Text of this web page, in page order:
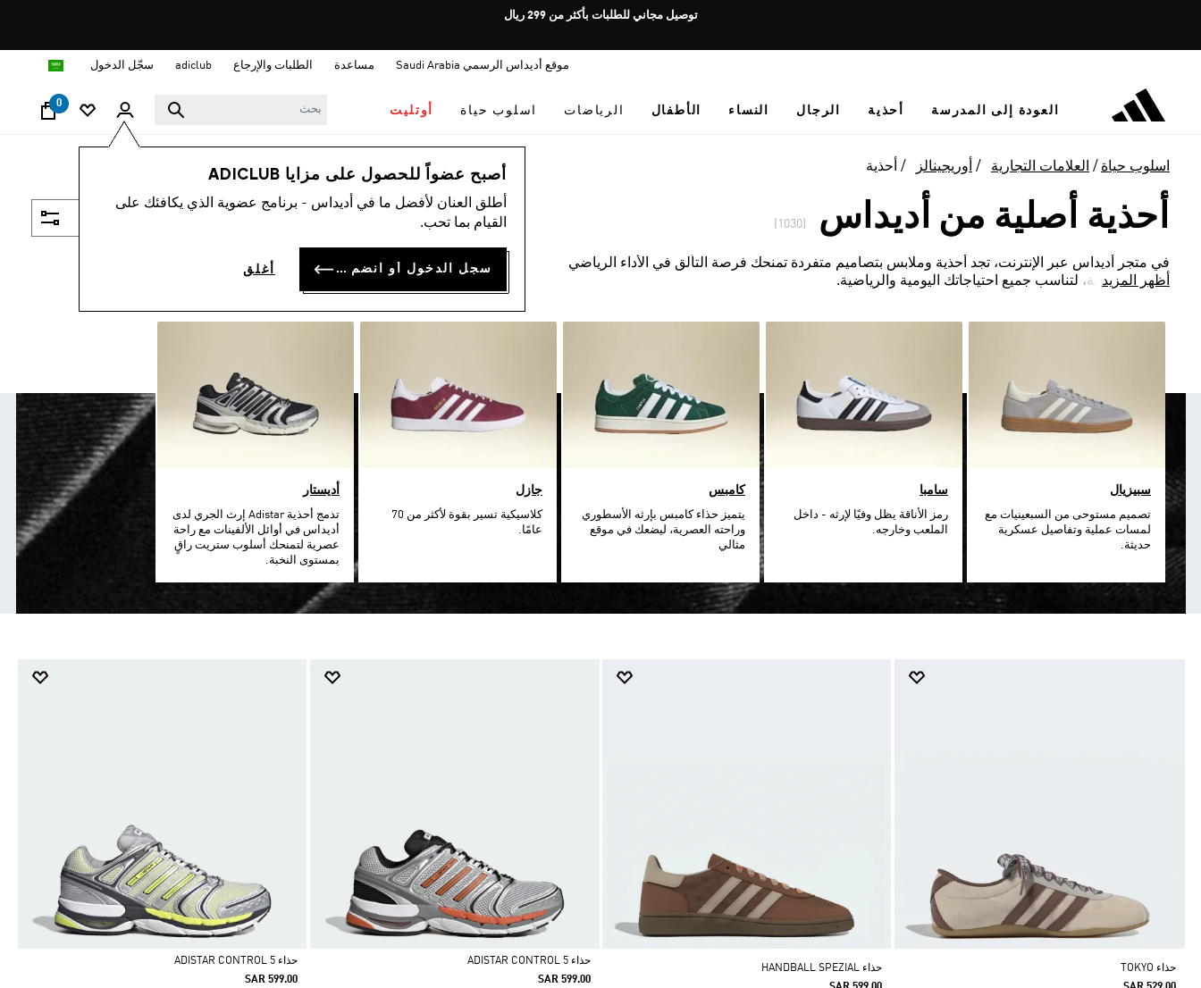
Pause
rotation
توصيل مجاني للطلبات بأكثر من 299 ريال
موقع أديداس الرسمي Saudi Arabia مساعدة الطلبات والإرجاع adiclub سجّل الدخول
العودة إلى المدرسة أحذية الرجال النساء الأطفال الرياضات اسلوب حياة أوتليت
0
أصبح عضواً للحصول على مزايا ADICLUB
أطلق العنان لأفضل ما في أديداس - برنامج عضوية الذي يكافئك على
القيام بما تحب.
سجل الدخول أو انضم الآن أغلق
اسلوب حياة العلامات التجارية أوريجينالز أحذية
أحذية أصلية من أديداس (1030)
في متجر أديداس عبر الإنترنت، تجد أحذية وملابس بتصاميم متفردة تمنحك فرصة التألق في الأداء الرياضي
العالي والراحة، لتناسب جميع احتياجاتك اليومية والرياضية.
أظهر المزيد
سبيزيال
تصميم مستوحى من السبعينيات مع
لمسات عملية وتفاصيل عسكرية
حديثة.
سامبا
رمز الأناقة يظل وفيًا لإرثه - داخل
الملعب وخارجه.
كامبس
يتميز حذاء كامبس بإرثه الأسطوري
وراحته العصرية، ليضعك في موقع
مثالي
جازل
كلاسيكية تسير بقوة لأكثر من 70
عامًا.
أديستار
تدمج أحذية Adistar إرث الجري لدى
أديداس في أوائل الألفينات مع راحة
عصرية لتمنحك أسلوب ستريت راقٍ
بمستوى النخبة.
حذاء TOKYO
حذاء HANDBALL SPEZIAL
حذاء ADISTAR CONTROL 5
SAR 599.00
حذاء ADISTAR CONTROL 5
SAR 599.00